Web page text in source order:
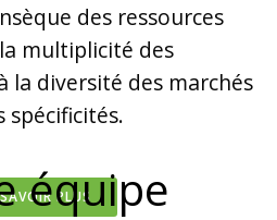
des ressources
multiplicité des
diversité des marchés
PLUS
équipe